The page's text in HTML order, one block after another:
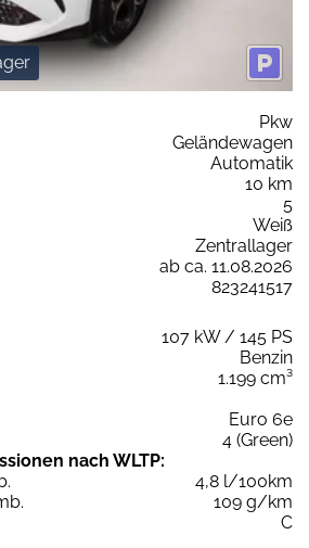
Pkw
Geländewagen
Automatik
10 km
5
Weiß
Zentrallager
ab ca. 11.08.2026
823241517
107 kW / 145 PS
Benzin
1.199 cm³
Euro 6e
4 (Green)
nach WLTP:
4,8 l/100km
109 g/km
C